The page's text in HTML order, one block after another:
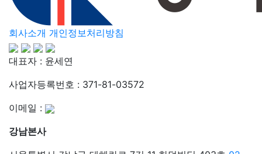
커리어를 쌓아가고 싶었어요.
2023.10.05
뉴캐슬대학교 건축학 파운데이션 합격후기 : 혼자
했더라면 어려워서 포기했을 법한 과정인데
영국유학센터를 통해서 쉽게 도달할 수 있었어요.
2023.11.29
공무원유학 엑시터대학교 행정학 석사 후기:
없습니다.
회사소개 개인정보처리방침
대표자 : 윤세연
사업자등록번호 : 371-81-03572
이메일 :
강남본사